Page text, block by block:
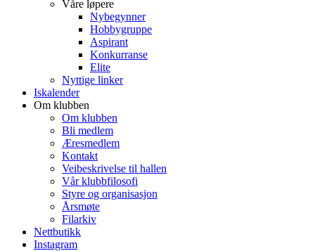
Våre løpere
Nybegynner
Hobbygruppe
Aspirant
Konkurranse
Elite
Nyttige linker
Iskalender
Om klubben
Om klubben
Bli medlem
Æresmedlem
Kontakt
Veibeskrivelse til hallen
Vår klubbfilosofi
Styre og organisasjon
Årsmøte
Filarkiv
Nettbutikk
Instagram